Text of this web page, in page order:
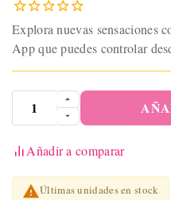
Explora nuevas sensaciones
App que puedes controlar
Añadir a comparar
Últimas unidades en stock